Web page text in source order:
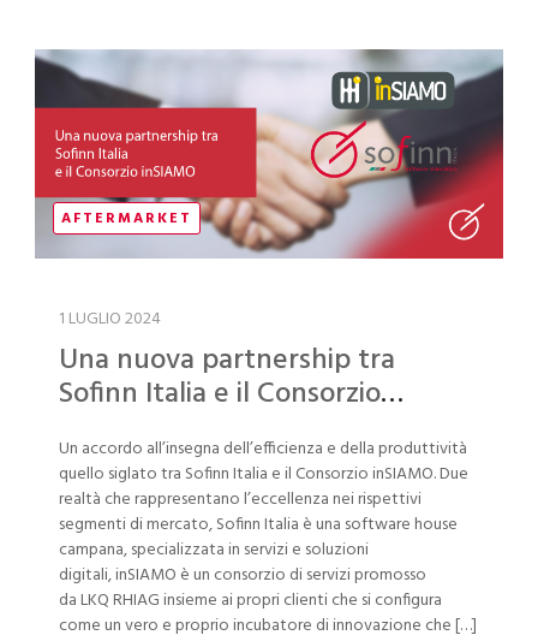
AFTERMARKET
1 LUGLIO 2024
Una nuova partnership tra
Sofinn Italia e il Consorzio
Un accordo all’insegna dell’efficienza e della produttività
quello siglato tra Sofinn Italia e il Consorzio inSIAMO. Due
realtà che rappresentano l’eccellenza nei rispettivi
segmenti di mercato, Sofinn Italia è una software house
campana, specializzata in servizi e soluzioni
digitali, inSIAMO è un consorzio di servizi promosso
da LKQ RHIAG insieme ai propri clienti che si configura
come un vero e proprio incubatore di innovazione che […]